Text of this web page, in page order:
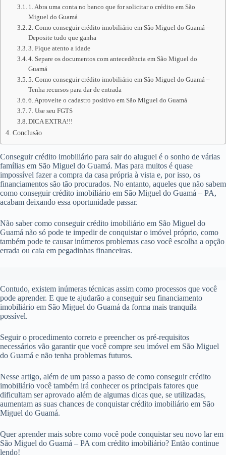
1. Abra uma conta no banco que for solicitar o crédito em São
Miguel do Guamá
2. Como conseguir crédito imobiliário em São Miguel do Guamá –
Deposite tudo que ganha
3. Fique atento a idade
4. Separe os documentos com antecedência em São Miguel do
Guamá
5. Como conseguir crédito imobiliário em São Miguel do Guamá –
Tenha recursos para dar de entrada
6. Aproveite o cadastro positivo em São Miguel do Guamá
7. Use seu FGTS
DICA EXTRA!!!
Conclusão
Conseguir crédito imobiliário para sair do aluguel é o sonho de várias
famílias em São Miguel do Guamá. Mas para muitos é quase
impossível fazer a compra da casa própria à vista e, por isso, os
financiamentos são tão procurados. No entanto, aqueles que não sabem
como conseguir crédito imobiliário em São Miguel do Guamá – PA,
acabam deixando essa oportunidade passar.
Não saber como conseguir crédito imobiliário em São Miguel do
Guamá não só pode te impedir de conquistar o imóvel próprio, como
também pode te causar inúmeros problemas caso você escolha a opção
errada ou caia em pegadinhas financeiras.
Contudo, existem inúmeras técnicas assim como processos que você
imobiliário em São Miguel do Guamá da forma mais tranquila
possível.